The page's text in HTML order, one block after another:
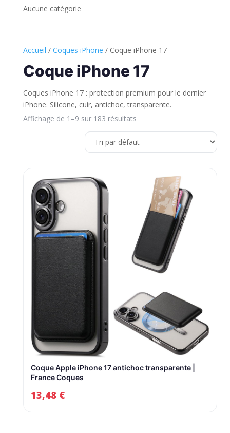
Accueil / Coques iPhone / Coque iPhone 17
Coque iPhone 17
Coques iPhone 17 : protection premium pour le dernier
iPhone. Silicone, cuir, antichoc, transparente.
Affichage de 1–9 sur 183 résultats
Coque Apple iPhone 17 antichoc transparente |
France Coques
13,48 €
Aucune catégorie